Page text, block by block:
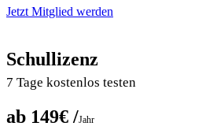
Jetzt Mitglied werden
Schullizenz
7 Tage kostenlos testen
ab 149€ /Jahr